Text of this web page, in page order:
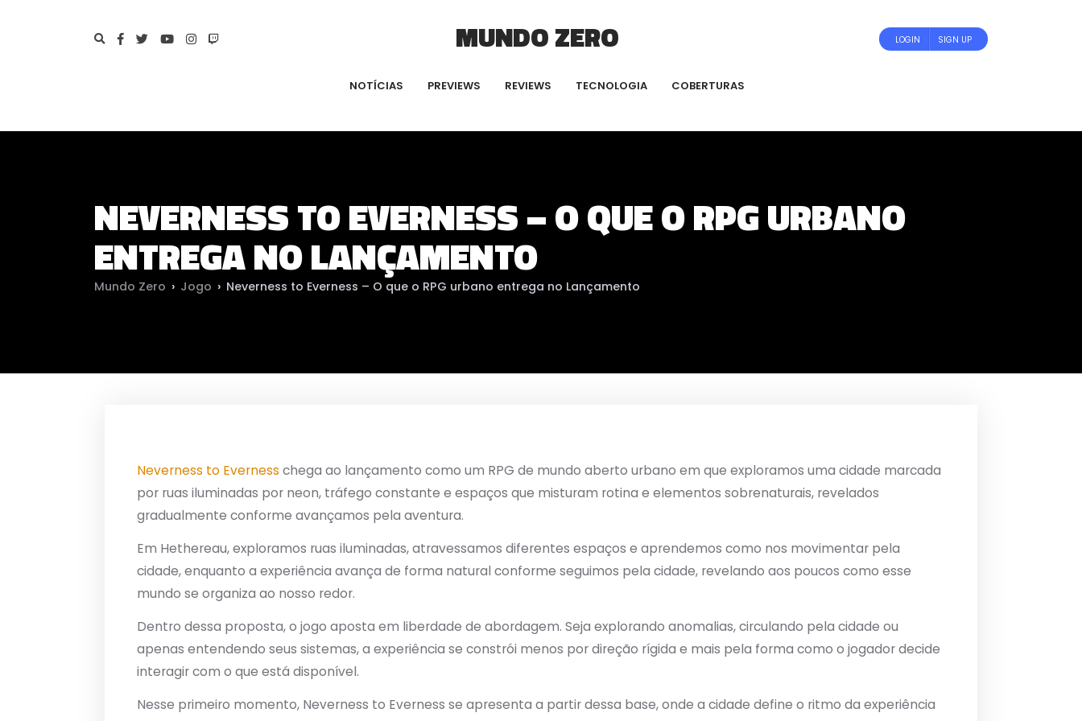
MUNDO ZERO LOGIN SIGN UP
NOTÍCIAS PREVIEWS REVIEWS TECNOLOGIA COBERTURAS
NEVERNESS TO EVERNESS – O QUE O RPG URBANO
ENTREGA NO LANÇAMENTO
Mundo Zero › Jogo › Neverness to Everness – O que o RPG urbano entrega no Lançamento
Neverness to Everness chega ao lançamento como um RPG de mundo aberto urbano em que exploramos uma cidade marcada
por ruas iluminadas por neon, tráfego constante e espaços que misturam rotina e elementos sobrenaturais, revelados
gradualmente conforme avançamos pela aventura.
Em Hethereau, exploramos ruas iluminadas, atravessamos diferentes espaços e aprendemos como nos movimentar pela
cidade, enquanto a experiência avança de forma natural conforme seguimos pela cidade, revelando aos poucos como esse
mundo se organiza ao nosso redor.
Dentro dessa proposta, o jogo aposta em liberdade de abordagem. Seja explorando anomalias, circulando pela cidade ou
apenas entendendo seus sistemas, a experiência se constrói menos por direção rígida e mais pela forma como o jogador decide
interagir com o que está disponível.
Nesse primeiro momento, Neverness to Everness se apresenta a partir dessa base, onde a cidade define o ritmo da experiência